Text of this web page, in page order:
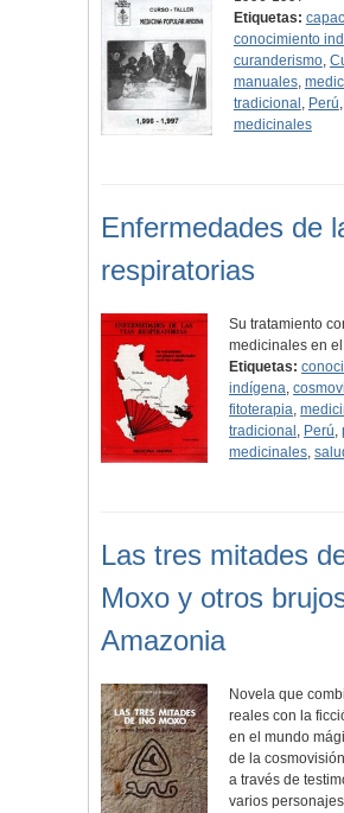
Etiquetas:
conocimiento
curanderismo,
manuales,
tradicional , Perú,
medicinales
Enfermedades de
respiratorias
Su tratamiento
medicinales en
Etiquetas:
indígena,
fitoterapia,
tradicional , Perú,
medicinales,
Las tres mitades
Moxo y otros
Amazonia
Novela que
reales con la
en el mundo
de la
a través de
varios